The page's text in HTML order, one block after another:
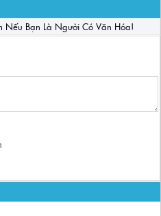
Nếu Bạn Là Người Có Văn Hóa!